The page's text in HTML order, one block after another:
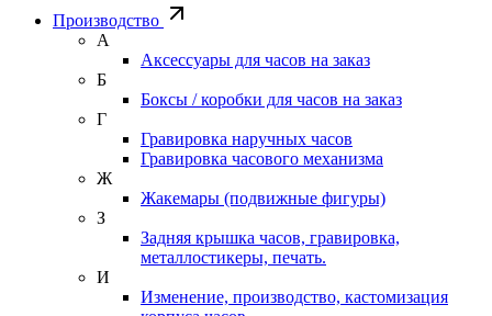
Производство
А
Аксессуары для часов на заказ
Б
Боксы / коробки для часов на заказ
Г
Гравировка наручных часов
Гравировка часового механизма
Ж
Жакемары (подвижные фигуры)
З
Задняя крышка часов, гравировка,
металлостикеры, печать.
И
Изменение, производство, кастомизация